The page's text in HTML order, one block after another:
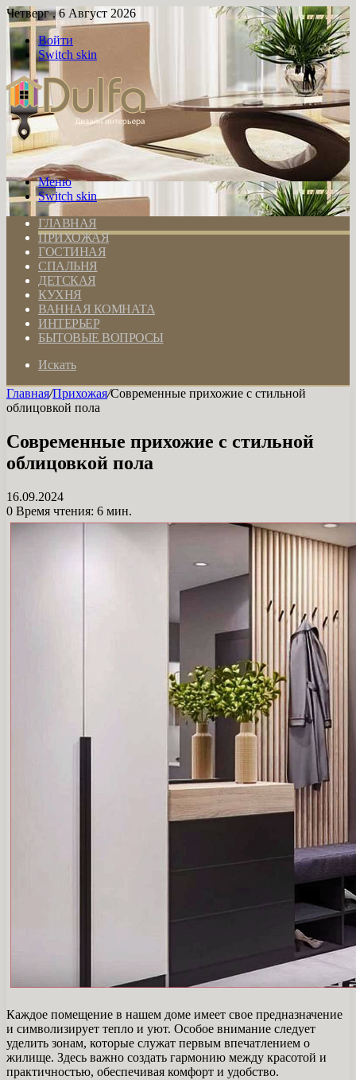
Четверг , 6 Август 2026
Войти
Switch skin
Меню
Switch skin
ГЛАВНАЯ
ПРИХОЖАЯ
ГОСТИНАЯ
СПАЛЬНЯ
ДЕТСКАЯ
КУХНЯ
ВАННАЯ КОМНАТА
ИНТЕРЬЕР
БЫТОВЫЕ ВОПРОСЫ
Искать
Главная/Прихожая/Современные прихожие с стильной
облицовкой пола
Современные прихожие с стильной
облицовкой пола
16.09.2024
0 Время чтения: 6 мин.
Каждое помещение в нашем доме имеет свое предназначение
и символизирует тепло и уют. Особое внимание следует
уделить зонам, которые служат первым впечатлением о
жилище. Здесь важно создать гармонию между красотой и
практичностью, обеспечивая комфорт и удобство.